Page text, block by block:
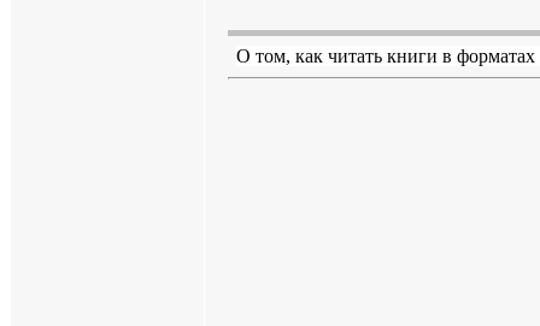
О том, как читать книги в форматах